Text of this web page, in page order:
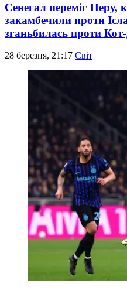
Сенегал переміг Перу,
закамбечили проти
зганьбилась проти
28 березня, 21:17 Світ